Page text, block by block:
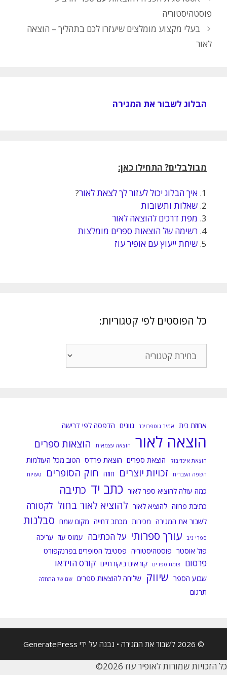
פוסטהיסטוריה
בעלי מקצוע מומלצים שיעזרו לכם בתהליך – הוצאה
לאור
הבלוג לשבור את המגירה
מבולבלים? התחילו כאן:
1. איך הבלוג יכול לעזור לך לצאת לאור?
2. שאלות ותשובות
3. מפת דרכים להוצאה לאור
4. רשימה של הוצאות ספרים מומלצות
5. שיחת ייעוץ עם אופיר עוז
כל הפוסטים לפי קטגוריות:
הפוסטים
אחוזת בית אמיר גוטפרוינד גוונים הדפסה לפי דרישה
הוצאה לאור הוצאה עצמאית הוצאות ספרים
הוצאת אינדיבוק הוצאת ספרים הוצאת פרדס הטוב מכל העולמות
השפה העברית זכויות יוצרים חוזה חוק הסופרים טעויות
כמה עולה להוציא ספר לאור כתב יד כתיבה
כתיבת פרוזה להוציא לאור להוציא לאור בחול לקטורה
לשבור את המגירה מכירות מכתב דחייה מקום שמח סבלנות
ספרי ניב עורך ספרותי על הכתיבה עמוס עוז עריכה
פול אוסטר פוסטהיסטוריה פסטיבל הסופרים בפרנקפורט
פרסום צומת ספרים קוראים ביקורתיים קורס הוידאו
שבוע הספר שיווק שליחה להוצאות ספרים שם של התחלה
תרגום
© 2026 לשבור את המגירה • נבנה על ידי GeneratePress
כל הזכויות שמורות לאופיר עוז 2026©